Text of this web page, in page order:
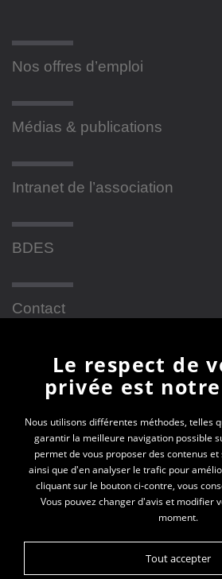
Nos offres d’emploi
Médias & publications
Intranet de l’association
BDES
Contact
Newsletter
En vous inscrivant à la
toutes les actualités des PEP 69
Votre e-mail*
Le respect de
privée est
Nous utilisons différentes méthodes, telles
garantir la meilleure navigation possible
permet de vous proposer des contenus
ainsi que d'en analyser le trafic pour
cliquant sur le bouton ci-contre, vous
Vous pouvez changer d'avis et modifier
moment.
Tout accepter